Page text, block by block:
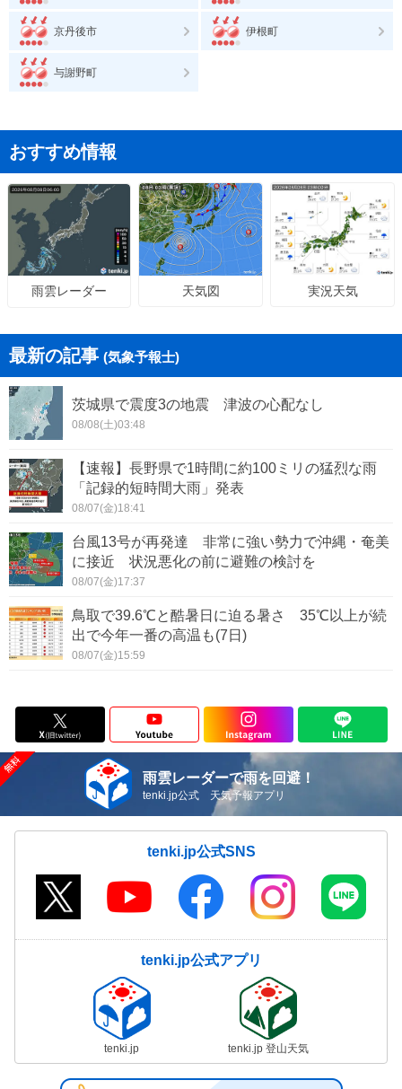
京丹後市 伊根町
与謝野町
おすすめ情報
雨雲レーダー 天気図 実況天気
最新の記事 (気象予報士)
茨城県で震度3の地震 津波の心配なし
08/08(土)03:48
【速報】長野県で1時間に約100ミリの猛烈な雨
「記録的短時間大雨」発表
08/07(金)18:41
台風13号が再発達 非常に強い勢力で沖縄・奄美
に接近 状況悪化の前に避難の検討を
08/07(金)17:37
鳥取で39.6℃と酷暑日に迫る暑さ 35℃以上が続
出で今年一番の高温も(7日)
08/07(金)15:59
雨雲レーダーで雨を回避！
tenki.jp公式 天気予報アプリ
tenki.jp公式SNS
tenki.jp公式アプリ
tenki.jp tenki.jp 登山天気